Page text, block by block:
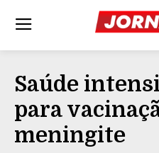
Saúde
para
meningite